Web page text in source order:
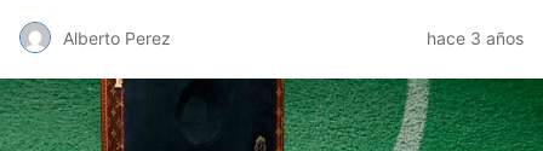
Alberto Perez hace 3 años